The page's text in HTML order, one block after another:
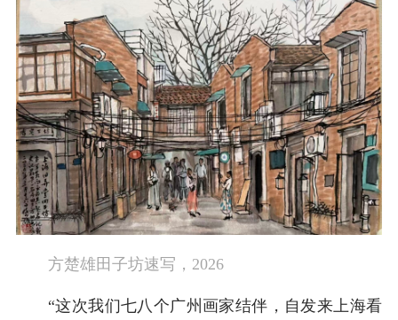
方楚雄田子坊速写，2026
“这次我们七八个广州画家结伴，自发来上海看